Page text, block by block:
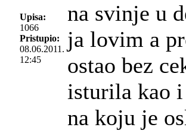
Upisa:
1066
Pristupio:
08.06.2011.
12:45
na svinje u
ja lovim a
ostao bez
isturila kao
na koju je